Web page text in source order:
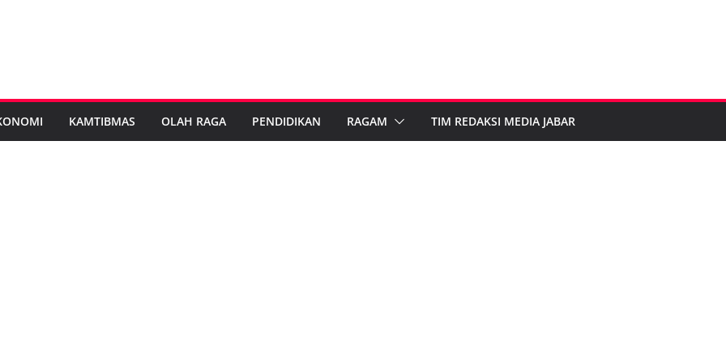
KAMTIBMAS OLAH RAGA PENDIDIKAN RAGAM TIM REDAKSI MEDIA JABAR